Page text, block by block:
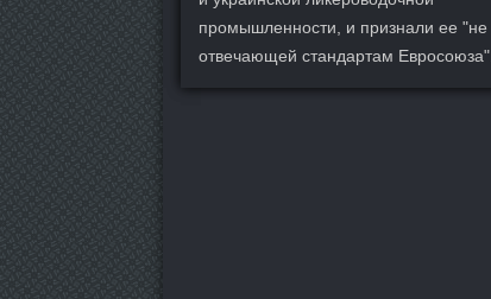
промышленности, и признали ее "не
отвечающей стандартам Евросоюза".